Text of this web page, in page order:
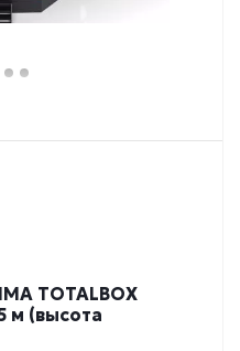
TOTALBOX
м (высота